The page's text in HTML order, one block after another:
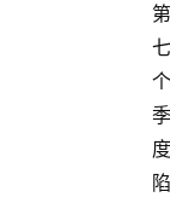
第
七
个
季
度
陷